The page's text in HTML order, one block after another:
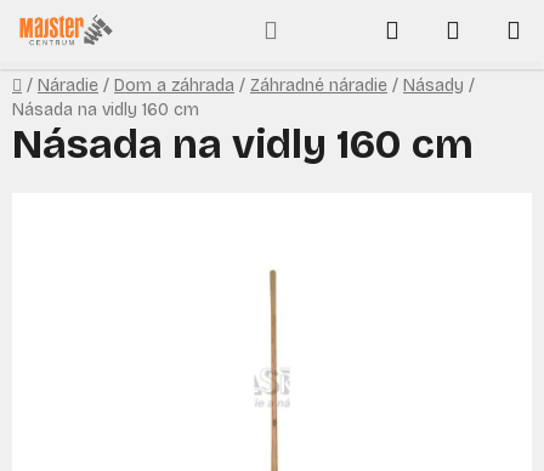
Prejsť
na
obsah
Hľadať
KOŠÍK
Domov
/ Náradie / Dom a záhrada / Záhradné náradie / Násady /
Násada na vidly 160 cm
Násada na vidly 160 cm